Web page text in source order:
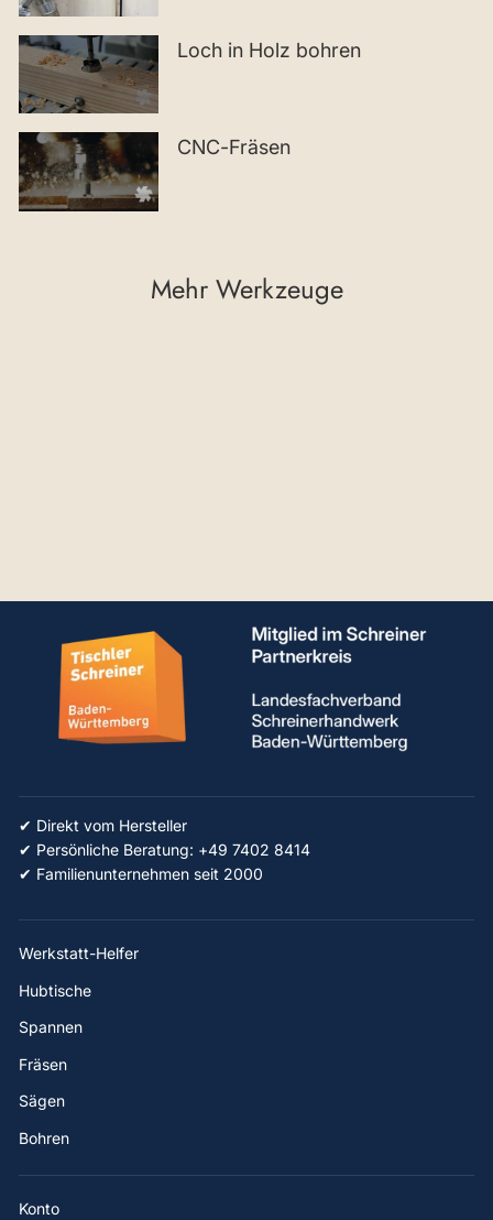
Loch in Holz bohren
CNC-Fräsen
Mehr Werkzeuge
✔ Direkt vom Hersteller
✔ Persönliche Beratung: +49 7402 8414
✔ Familienunternehmen seit 2000
Werkstatt-Helfer
Hubtische
Spannen
Fräsen
Sägen
Bohren
Konto